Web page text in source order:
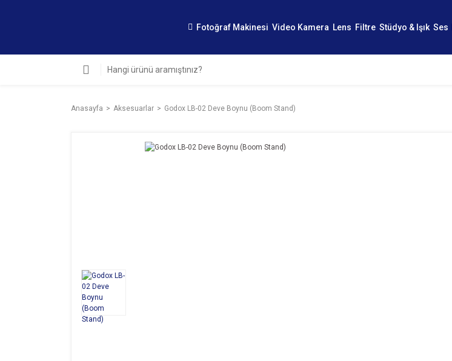
Fotoğraf Makinesi Video Kamera Lens Filtre Stüdyo & Işık Ses
Anasayfa Aksesuarlar Godox LB-02 Deve Boynu (Boom Stand)